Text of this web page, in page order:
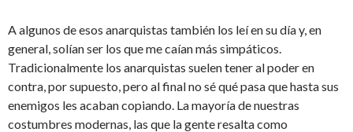
A algunos de esos anarquistas también los leí en su día y, en
general, solían ser los que me caían más simpáticos.
Tradicionalmente los anarquistas suelen tener al poder en
contra, por supuesto, pero al final no sé qué pasa que hasta sus
enemigos les acaban copiando. La mayoría de nuestras
costumbres modernas, las que la gente resalta como